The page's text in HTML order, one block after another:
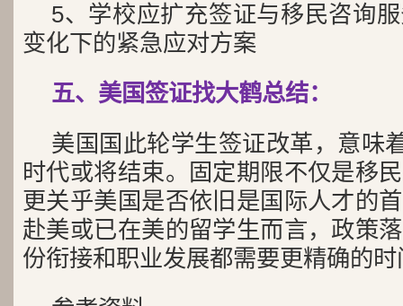
5、学校应扩充签证与移民咨询
变化下的紧急应对方案
五、美国签证找大鹤总结：
美国国此轮学生签证改革，意味
时代或将结束。固定期限不仅是移
更关乎美国是否依旧是国际人才的
赴美或已在美的留学生而言，政策
份衔接和职业发展都需要更精确的